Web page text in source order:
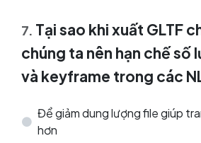
7. Tại sao khi xuất GLTF
chúng ta nên hạn chế số
và keyframe trong các
Để giảm dung lượng file giúp
hơn